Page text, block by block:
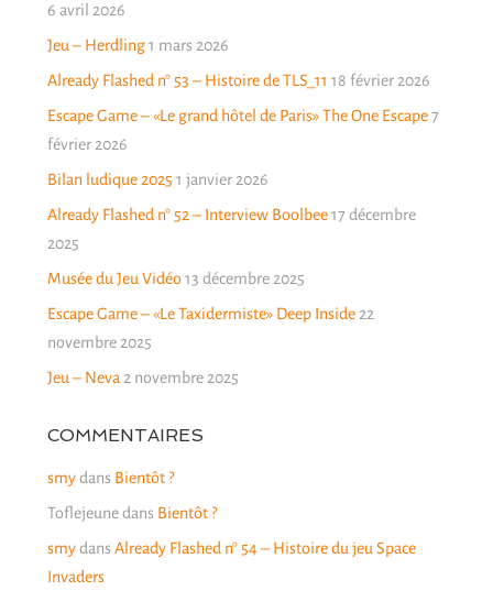
6 avril 2026
Jeu – Herdling 1 mars 2026
Already Flashed n° 53 – Histoire de TLS_11 18 février 2026
Escape Game – «Le grand hôtel de Paris» The One Escape 7
février 2026
Bilan ludique 2025 1 janvier 2026
Already Flashed n° 52 – Interview Boolbee 17 décembre
2025
Musée du Jeu Vidéo 13 décembre 2025
Escape Game – «Le Taxidermiste» Deep Inside 22
novembre 2025
Jeu – Neva 2 novembre 2025
COMMENTAIRES
smydans Bientôt ?
Toflejeunedans Bientôt ?
smydans Already Flashed n° 54 – Histoire du jeu Space
Invaders